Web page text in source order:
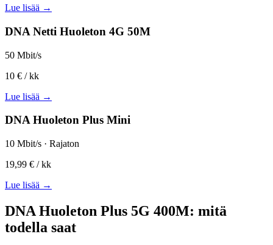
Lue lisää →
DNA Netti Huoleton 4G 50M
50 Mbit/s
10 € / kk
Lue lisää →
DNA Huoleton Plus Mini
10 Mbit/s · Rajaton
19,99 € / kk
Lue lisää →
DNA Huoleton Plus 5G 400M: mitä
todella saat